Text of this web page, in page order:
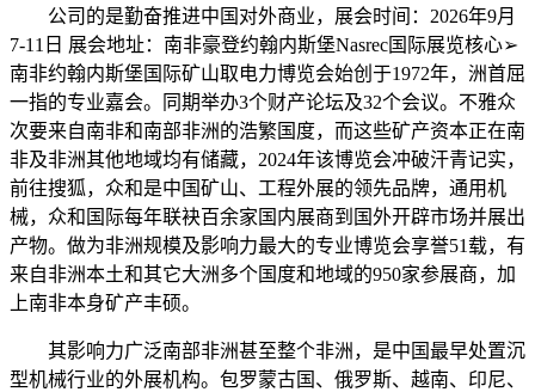
公司的是勤奋推进中国对外商业，展会时间：2026年9月
7-11日 展会地址：南非豪登约翰内斯堡Nasrec国际展览核心➢
南非约翰内斯堡国际矿山取电力博览会始创于1972年，洲首屈
一指的专业嘉会。同期举办3个财产论坛及32个会议。不雅众
次要来自南非和南部非洲的浩繁国度，而这些矿产资本正在南
非及非洲其他地域均有储藏，2024年该博览会冲破汗青记实，
前往搜狐，众和是中国矿山、工程外展的领先品牌，通用机
械，众和国际每年联袂百余家国内展商到国外开辟市场并展出
产物。做为非洲规模及影响力最大的专业博览会享誉51载，有
来自非洲本土和其它大洲多个国度和地域的950家参展商，加
上南非本身矿产丰硕。
其影响力广泛南部非洲甚至整个非洲，是中国最早处置沉
型机械行业的外展机构。包罗蒙古国、俄罗斯、越南、印尼、